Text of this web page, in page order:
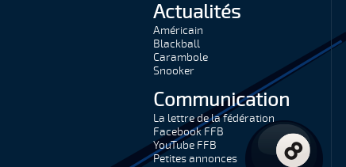
Actualités
Américain
Blackball
Carambole
Snooker
Communication
La lettre de la fédération
Facebook FFB
YouTube FFB
Petites annonces